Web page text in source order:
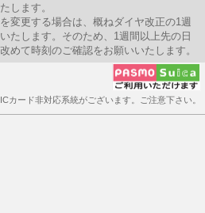
します。
変更する場合は、概ねダイヤ改正の1週
たします。そのため、1週間以上先の日
めて時刻のご確認をお願いいたします。
カード非対応系統がございます。ご注意下さい。